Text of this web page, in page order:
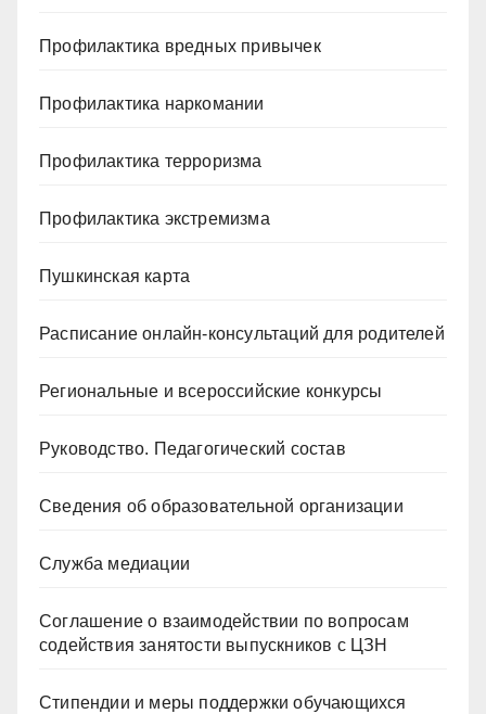
Профилактика вредных привычек
Профилактика наркомании
Профилактика терроризма
Профилактика экстремизма
Пушкинская карта
Расписание онлайн-консультаций для родителей
Региональные и всероссийские конкурсы
Руководство. Педагогический состав
Сведения об образовательной организации
Служба медиации
Соглашение о взаимодействии по вопросам
содействия занятости выпускников с ЦЗН
Стипендии и меры поддержки обучающихся